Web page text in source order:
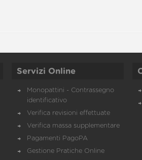
Servizi Online
Monopattini - Contrassegno
identificativo
Verifica revisioni effettuate
Verifica massa supplementare
Pagamenti PagoPA
Gestione Pratiche Online